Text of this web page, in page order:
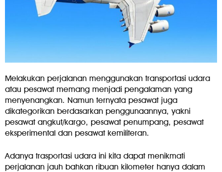
Melakukan perjalanan menggunakan transportasi udara
atau pesawat memang menjadi pengalaman yang
menyenangkan. Namun ternyata pesawat juga
dikategorikan berdasarkan penggunaannya, yakni
pesawat angkut/kargo, pesawat penumpang, pesawat
eksperimental dan pesawat kemiliteran.
Adanya trasportasi udara ini kita dapat menikmati
perjalanan jauh bahkan ribuan kilometer hanya dalam